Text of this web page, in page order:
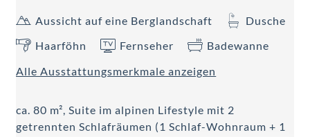
Aussicht auf eine Berglandschaft
Dusche
Haarföhn
Fernseher
Badewanne
Alle Ausstattungsmerkmale anzeigen
ca. 80 m², Suite im alpinen Lifestyle mit 2
getrennten Schlafräumen (1 Schlaf-Wohnraum + 1